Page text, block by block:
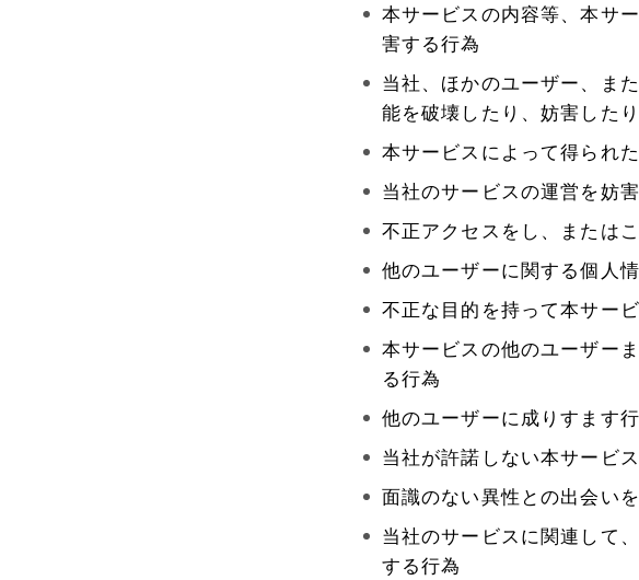
本サービスの内容等、本サ
害する行為
当社、ほかのユーザー、ま
能を破壊したり、妨害した
本サービスによって得られ
当社のサービスの運営を妨
不正アクセスをし、または
他のユーザーに関する個人
不正な目的を持って本サー
本サービスの他のユーザー
る行為
他のユーザーに成りすます
当社が許諾しない本サービ
面識のない異性との出会い
当社のサービスに関連して
する行為